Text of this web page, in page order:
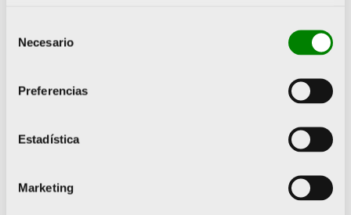
Necesario
Preferencias
Estadística
Marketing
populares al Medio Maratón y al Maratón de
Valencia. “Ellos son la esencia y el alma de
estas pruebas. Si importante es (por supuesto
que lo es) la obtención de grandes marcas
consolidarnos) en la vanguardia internacional,
atletas amateurs, que son los que dan pasión